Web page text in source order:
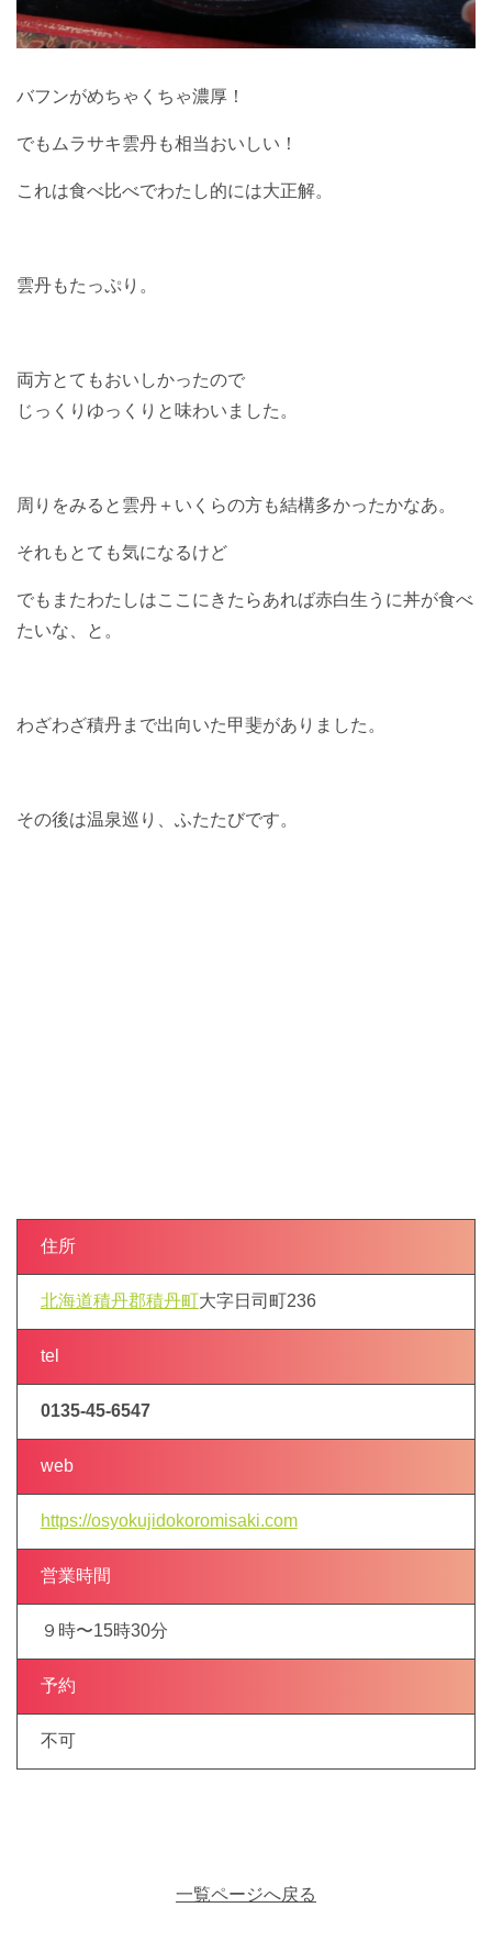
バフンがめちゃくちゃ濃厚！
でもムラサキ雲丹も相当おいしい！
これは食べ比べでわたし的には大正解。
雲丹もたっぷり。
両方とてもおいしかったので
じっくりゆっくりと味わいました。
周りをみると雲丹＋いくらの方も結構多かったかなあ。
それもとても気になるけど
でもまたわたしはここにきたらあれば赤白生うに丼が食べ
たいな、と。
わざわざ積丹まで出向いた甲斐がありました。
その後は温泉巡り、ふたたびです。
住所
北海道積丹郡積丹町大字日司町236
tel
0135-45-6547
web
https://osyokujidokoromisaki.com
営業時間
９時〜15時30分
予約
不可
一覧ページへ戻る